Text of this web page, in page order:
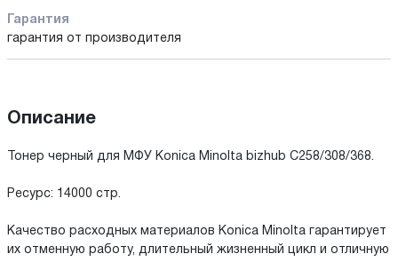
Гарантия
гарантия от производителя
Описание
Тонер черный для МФУ Konica Minolta bizhub C258/308/368.
Ресурс: 14000 стр.
Качество расходных материалов Konica Minolta гарантирует
их отменную работу, длительный жизненный цикл и отличную